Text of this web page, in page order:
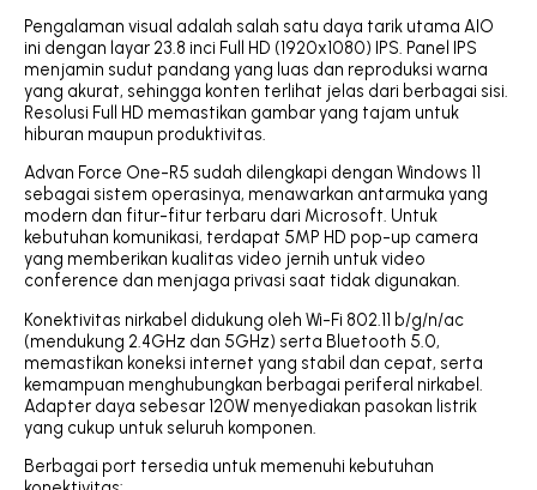
Pengalaman visual adalah salah satu daya tarik utama AIO
ini dengan layar 23.8 inci Full HD (1920x1080) IPS. Panel IPS
menjamin sudut pandang yang luas dan reproduksi warna
yang akurat, sehingga konten terlihat jelas dari berbagai sisi.
Resolusi Full HD memastikan gambar yang tajam untuk
hiburan maupun produktivitas.
Advan Force One-R5 sudah dilengkapi dengan Windows 11
sebagai sistem operasinya, menawarkan antarmuka yang
modern dan fitur-fitur terbaru dari Microsoft. Untuk
kebutuhan komunikasi, terdapat 5MP HD pop-up camera
yang memberikan kualitas video jernih untuk video
conference dan menjaga privasi saat tidak digunakan.
Konektivitas nirkabel didukung oleh Wi-Fi 802.11 b/g/n/ac
(mendukung 2.4GHz dan 5GHz) serta Bluetooth 5.0,
memastikan koneksi internet yang stabil dan cepat, serta
kemampuan menghubungkan berbagai periferal nirkabel.
Adapter daya sebesar 120W menyediakan pasokan listrik
yang cukup untuk seluruh komponen.
Berbagai port tersedia untuk memenuhi kebutuhan